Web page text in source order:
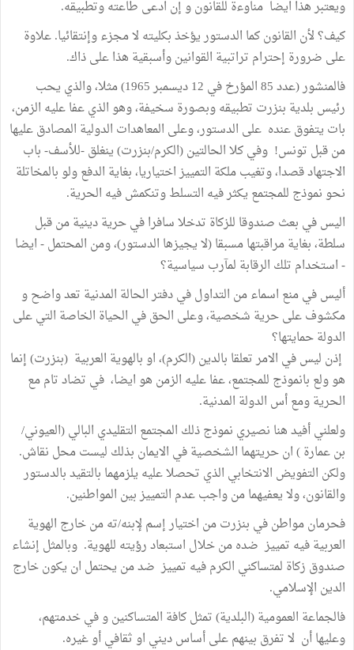
ويعتبر هذا ايضا مناوءة للقانون و إن ادعى طاعته وتطبيقه.
كيف؟ لأن القانون كما الدستور يؤخذ بكليته لا مجزء وإنتقائيا. علاوة
على ضرورة إحترام تراتبية القوانين وأسبقية هذا على ذاك.
فالمنشور (عدد 85 المؤرخ في 12 ديسمبر 1965) مثلا، والذي يحب
رئيس بلدية بنزرت تطبيقه وبصورة سخيفة، وهو الذي عفا عليه الزمن،
بات يتفوق عنده على الدستور، وعلى المعاهدات الدولية المصادق عليها
من قبل تونس! وفي كلا الحالتين (الكرم/بنزرت) ينغلق -للأسف- باب
الاجتهاد قصدا، وتغيب ملكة التمييز اختياريا، بغاية الدفع ولو بالمخاتلة
نحو نموذج للمجتمع يكثر فيه التسلط وتنكمش فيه الحرية.
اليس في بعث صندوقا للزكاة تدخلا سافرا في حرية دينية من قبل
سلطة، بغاية مراقبتها مسبقا (لا يجيزها الدستور)، ومن المحتمل - ايضا
- استخدام تلك الرقابة لمآرب سياسية؟
أليس في منع اسماء من التداول في دفتر الحالة المدنية تعد واضح و
مكشوف على حرية شخصية، وعلى الحق في الحياة الخاصة التي على
الدولة حمايتها؟
إذن ليس في الامر تعلقا بالدين (الكرم)، او بالهوية العربية (بنزرت) إنما
هو ولع بانموذج للمجتمع، عفا عليه الزمن هو ايضا، في تضاد تام مع
الحرية ومع أس الدولة المدنية.
ولعلني أفيد هنا نصيري نموذج ذلك المجتمع التقليدي البالي (العيوني/
بن عمارة ) ان حريتهما الشخصية في الايمان بذلك ليست محل نقاش.
ولكن التفويض الانتخابي الذي تحصلا عليه يلزمهما بالتقيد بالدستور
والقانون، ولا يعفيهما من واجب عدم التمييز بين المواطنين.
فحرمان مواطن في بنزرت من اختيار إسم لإبنه/ته من خارج الهوية
العربية فيه تمييز ضده من خلال استبعاد رؤيته للهوية. وبالمثل إنشاء
صندوق زكاة لمتساكني الكرم فيه تمييز ضد من يحتمل ان يكون خارج
الدين الإسلامي.
فالجماعة العمومية (البلدية) تمثل كافة المتساكنين و في خدمتهم،
وعليها أن لا تفرق بينهم على أساس ديني او ثقافي أو غيره.